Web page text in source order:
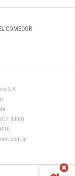
COMEDOR
S.A
8300)